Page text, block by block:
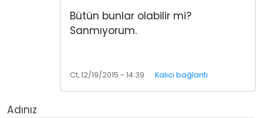
Bütün bunlar olabilir mi?
Sanmıyorum.
Ct, 12/19/2015 - 14:39 Kalıcı bağlantı
Adınız